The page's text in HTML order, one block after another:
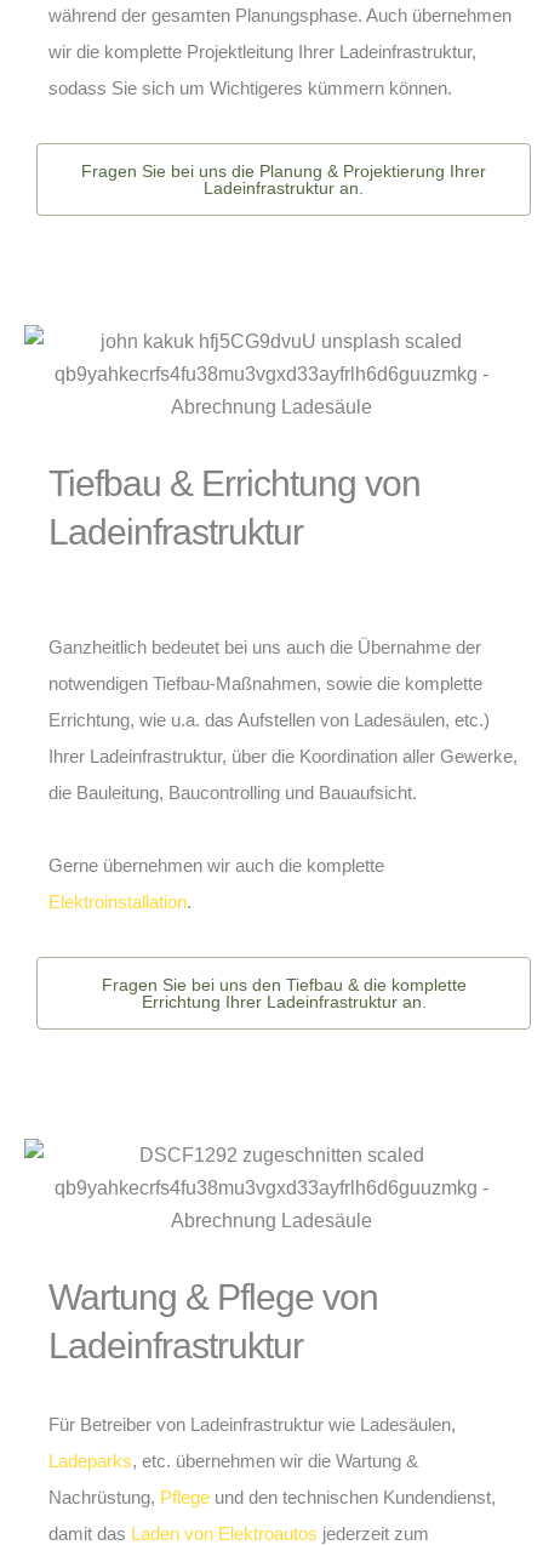
während der gesamten Planungsphase. Auch übernehmen
wir die komplette Projektleitung Ihrer Ladeinfrastruktur,
sodass Sie sich um Wichtigeres kümmern können.
Fragen Sie bei uns die Planung & Projektierung Ihrer
Ladeinfrastruktur an.
Tiefbau & Errichtung von
Ladeinfrastruktur
Ganzheitlich bedeutet bei uns auch die Übernahme der
notwendigen Tiefbau-Maßnahmen, sowie die komplette
Errichtung, wie u.a. das Aufstellen von Ladesäulen, etc.)
Ihrer Ladeinfrastruktur, über die Koordination aller Gewerke,
die Bauleitung, Baucontrolling und Bauaufsicht.
Gerne übernehmen wir auch die komplette
Elektroinstallation.
Fragen Sie bei uns den Tiefbau & die komplette
Errichtung Ihrer Ladeinfrastruktur an.
Wartung & Pflege von
Ladeinfrastruktur
Für Betreiber von Ladeinfrastruktur wie Ladesäulen,
Ladeparks, etc. übernehmen wir die Wartung &
Nachrüstung, Pflege und den technischen Kundendienst,
damit das Laden von Elektroautos jederzeit zum